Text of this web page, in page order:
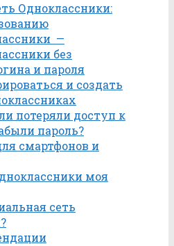
Одноклассники:
—
без
и пароля
и создать
потеряли доступ к
пароль?
смартфонов и
моя
сеть